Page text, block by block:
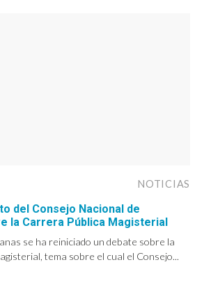
NOTICIAS
del Consejo Nacional de
la Carrera Pública Magisterial
se ha reiniciado un debate sobre la
tema sobre el cual el Consejo...